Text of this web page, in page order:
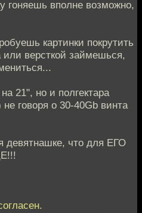
гоняешь вполне возможно,
картинки покрутить
или версткой займешься,
21", но и полгектара
говоря о 30-40Gb винта
девятнашке, что для ЕГО